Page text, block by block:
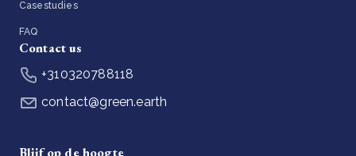
Casestudies
FAQ
Contact us
+310320788118
contact@green.earth
Blijf op de hoogte